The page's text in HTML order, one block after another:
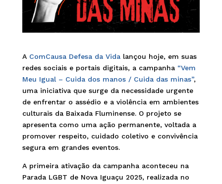
A ComCausa Defesa da Vidalançou hoje, em suas
redes sociais e portais digitais, a campanha “Vem
Meu Igual – Cuida dos manos / Cuida das minas”,
uma iniciativa que surge da necessidade urgente
de enfrentar o assédio e a violência em ambientes
culturais da Baixada Fluminense. O projeto se
apresenta como uma ação permanente, voltada a
promover respeito, cuidado coletivo e convivência
segura em grandes eventos.
A primeira ativação da campanha aconteceu na
Parada LGBT de Nova Iguaçu 2025, realizada no